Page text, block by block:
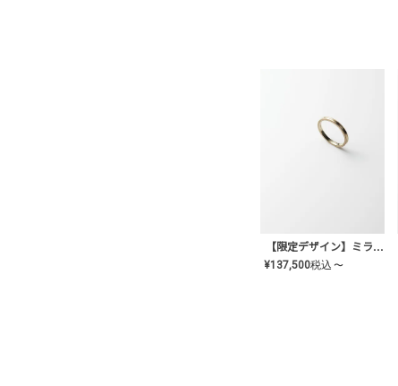
【限定デザイン】ミライ(mill-ai)リング
¥137,500税込 〜